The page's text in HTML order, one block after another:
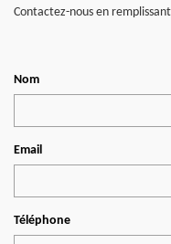
Contactez-nous en
Nom
Email
Téléphone